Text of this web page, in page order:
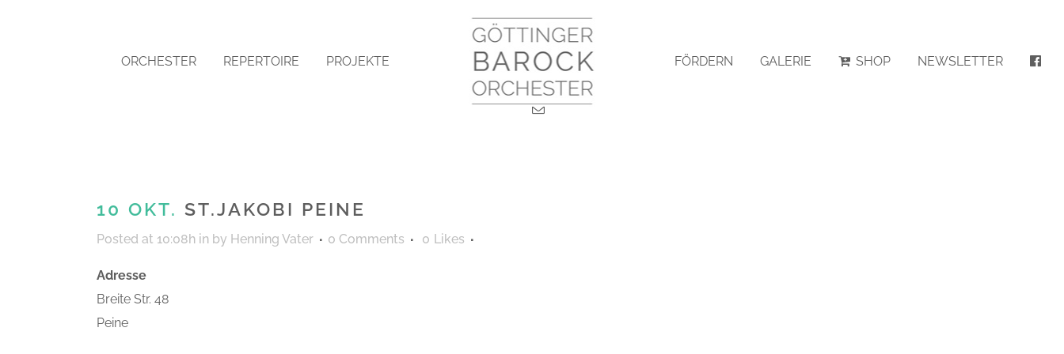
ORCHESTER REPERTOIRE PROJEKTE FÖRDERN GALERIE SHOP NEWSLETTER
10 OKT. ST.JAKOBI PEINE
Posted at 10:08h in by Henning Vater 0 Comments 0 Likes
Adresse
Breite Str. 48
Peine